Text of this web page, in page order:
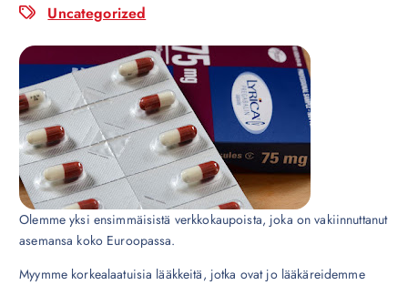
Uncategorized
Olemme yksi ensimmäisistä verkkokaupoista, joka on vakiinnuttanut
asemansa koko Euroopassa.
Myymme korkealaatuisia lääkkeitä, jotka ovat jo lääkäreidemme